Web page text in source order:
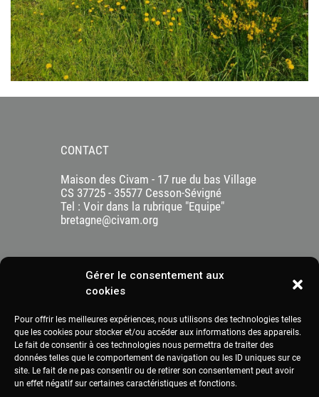
Gérer le consentement aux
cookies
Pour offrir les meilleures expériences, nous utilisons des technologies telles
que les cookies pour stocker et/ou accéder aux informations des appareils.
Le fait de consentir à ces technologies nous permettra de traiter des
données telles que le comportement de navigation ou les ID uniques sur ce
site. Le fait de ne pas consentir ou de retirer son consentement peut avoir
un effet négatif sur certaines caractéristiques et fonctions.
CONTACT
Maison des Civam - 17 rue du bas Village
CS 37725 - 35577 Cesson-Sévigné
Tel : Voir dans la rubrique "Equipe"
bretagne@civam.org